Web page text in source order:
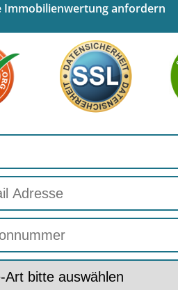
Immobilienwertung anfordern